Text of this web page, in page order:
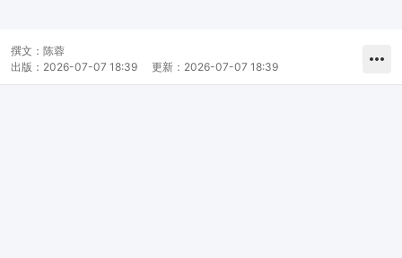
撰文： 陈蓉
出版： 2026-07-07 18:39 更新： 2026-07-07 18:39